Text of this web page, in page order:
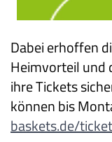
Dabei erhoffen
Heimvorteil und
ihre Tickets
können bis
baskets.de/